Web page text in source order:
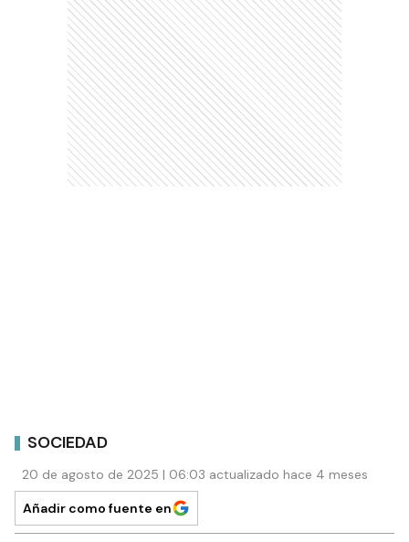
SOCIEDAD
20 de agosto de 2025 | 06:03 actualizado hace 4 meses
Añadir como fuente en